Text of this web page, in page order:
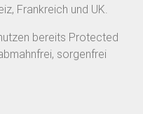
Frankreich und UK.
bereits Protected
sorgenfrei